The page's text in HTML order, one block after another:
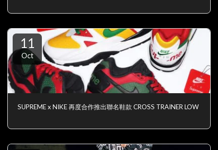
11
Oct
SUPREME x NIKE 再度合作推出聯名鞋款 CROSS TRAINER LOW